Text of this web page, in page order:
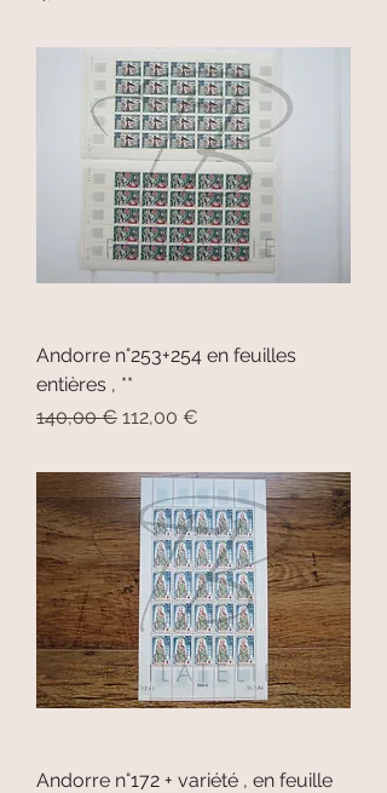
Andorre n°253+254 en feuilles
entières , **
Prix original
140,00 € Prix promotionnel
112,00 €
Andorre n°172 + variété , en feuille